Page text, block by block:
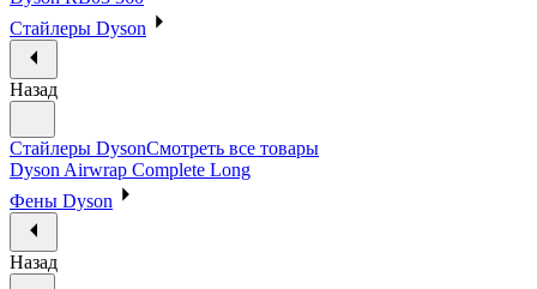
Стайлеры Dyson
Назад
Стайлеры DysonСмотреть все товары
Dyson Airwrap Complete Long
Фены Dyson
Назад